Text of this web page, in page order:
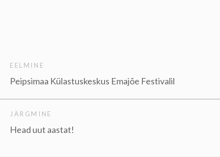
EELMINE
Peipsimaa Külastuskeskus Emajõe Festivalil
JÄRGMINE
Head uut aastat!